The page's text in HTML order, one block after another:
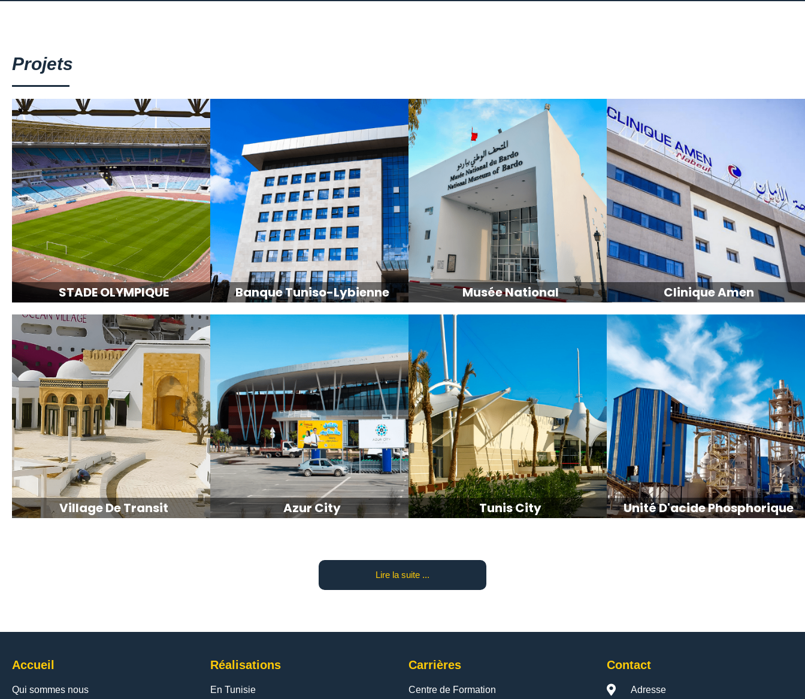
Projets
STADE OLYMPIQUE Banque Tuniso-Lybienne Musée National Clinique Amen
Village De Transit Azur City Tunis City Unité D'acide Phosphorique
Lire la suite ...
Accueil
Qui sommes nous
Réalisations
En Tunisie
Carrières
Centre de Formation
Contact
Adresse